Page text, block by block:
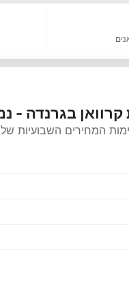
בגרנדה -
המחירים השבועיות